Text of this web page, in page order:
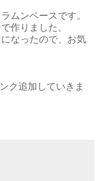
ムンベースです。
作りました。
なったので、お気
ク追加していきま